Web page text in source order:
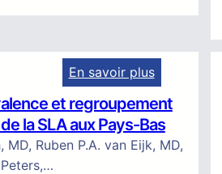
m
t
i
è
r
e
s
r
a
d
e
é
En savoir plus
:
I
n
c
et regroupement
la SLA aux Pays-Bas
Ruben P.A. van Eijk, MD,